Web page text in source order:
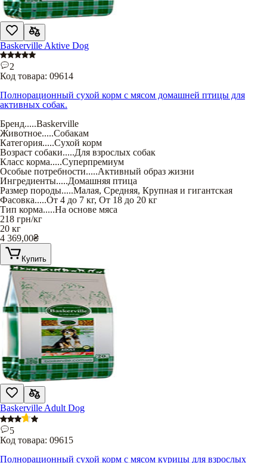
Baskerville Aktive Dog
2
Код товара: 09614
Полнорационный сухой корм с мясом домашней птицы для
активных собак.
Бренд.....Baskerville
Животное.....Собакам
Категория.....Сухой корм
Возраст собаки.....Для взрослых собак
Класс корма.....Суперпремиум
Особые потребности.....Активный образ жизни
Ингредиенты.....Домашняя птица
Размер породы.....Малая, Средняя, Крупная и гигантская
Фасовка.....От 4 до 7 кг, От 18 до 20 кг
Тип корма.....На основе мяса
218 грн/кг
20 кг
4 369,00₴
Купить
Baskerville Adult Dog
5
Код товара: 09615
Полнорационный сухой корм с мясом курицы для взрослых